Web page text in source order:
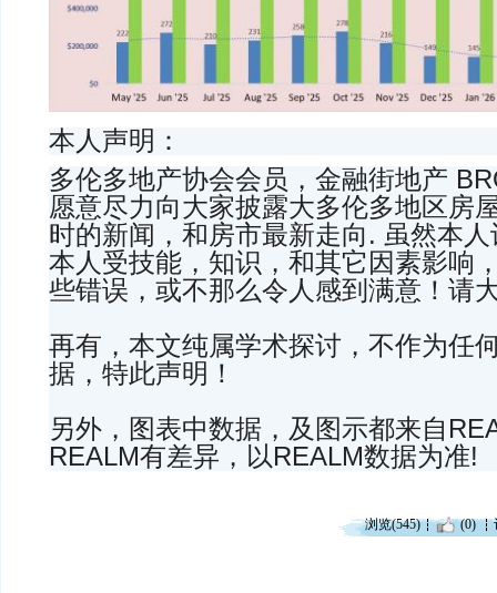
本人声明：
多伦多地产协会会员，金融街地产
愿意尽力向大家披露大多伦多地区房
时的新闻，和房市最新走向. 虽然本
本人受技能，知识，和其它因素影响
些错误，或不那么令人感到满意！请
再有，本文纯属学术探讨，不作为任
据，特此声明！
另外，图表中数据，及图示都来自
REALM有差异，以REALM数据为准!
浏览(545) (0)